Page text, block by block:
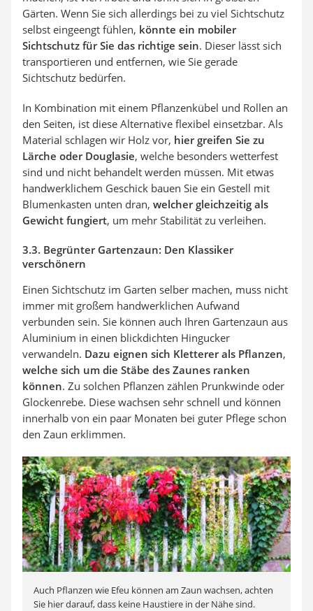
Gärten. Wenn Sie sich allerdings bei zu viel Sichtschutz
selbst eingeengt fühlen, könnte ein mobiler
Sichtschutz für Sie das richtige sein. Dieser lässt sich
transportieren und entfernen, wie Sie gerade
Sichtschutz bedürfen.
In Kombination mit einem Pflanzenkübel und Rollen an
den Seiten, ist diese Alternative flexibel einsetzbar. Als
Material schlagen wir Holz vor, hier greifen Sie zu
Lärche oder Douglasie, welche besonders wetterfest
sind und nicht behandelt werden müssen. Mit etwas
handwerklichem Geschick bauen Sie ein Gestell mit
Blumenkasten unten dran, welcher gleichzeitig als
Gewicht fungiert, um mehr Stabilität zu verleihen.
3.3. Begrünter Gartenzaun: Den Klassiker
verschönern
Einen Sichtschutz im Garten selber machen, muss nicht
immer mit großem handwerklichen Aufwand
verbunden sein. Sie können auch Ihren Gartenzaun aus
Aluminium in einen blickdichten Hingucker
verwandeln. Dazu eignen sich Kletterer als Pflanzen,
welche sich um die Stäbe des Zaunes ranken
können. Zu solchen Pflanzen zählen Prunkwinde oder
Glockenrebe. Diese wachsen sehr schnell und können
innerhalb von ein paar Monaten bei guter Pflege schon
den Zaun erklimmen.
Auch Pflanzen wie Efeu können am Zaun wachsen, achten
Sie hier darauf, dass keine Haustiere in der Nähe sind.